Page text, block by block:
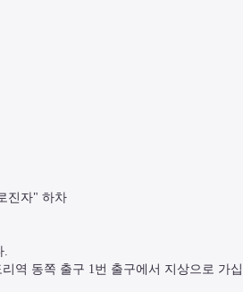
진자" 하차
.
역 동쪽 출구 1번 출구에서 지상으로 가